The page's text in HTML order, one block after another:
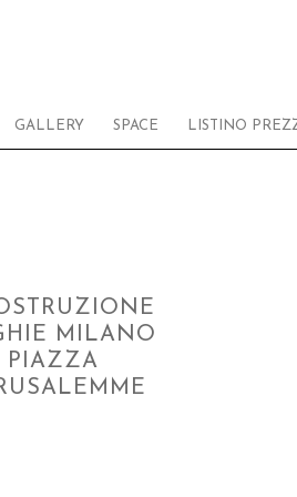
GALLERY SPACE LISTINO
MILANO
PIAZZA